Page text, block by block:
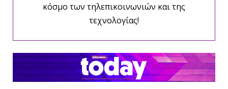
κόσμο των τηλεπικοινωνιών και της
τεχνολογίας!